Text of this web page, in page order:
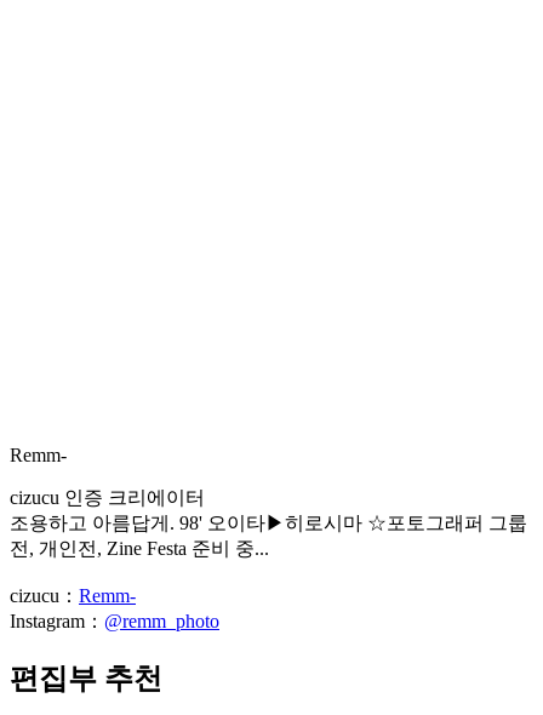
Remm-
cizucu 인증 크리에이터
조용하고 아름답게. 98' 오이타▶︎히로시마 ☆포토그래퍼 그룹
전, 개인전, Zine Festa 준비 중...
cizucu： Remm-
Instagram： @remm_photo
편집부 추천